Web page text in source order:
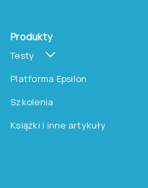
Produkty
Testy
Platforma Epsilon
Szkolenia
Książki i inne artykuły